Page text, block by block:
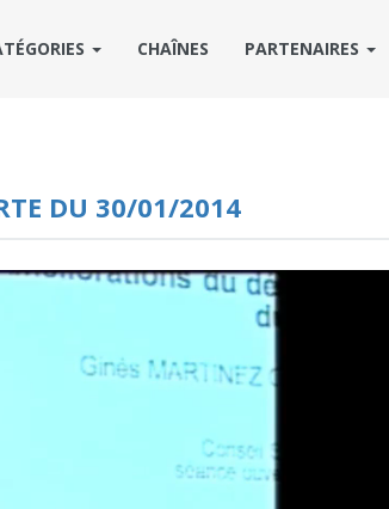
CHAÎNES PARTENAIRES
DU 30/01/2014